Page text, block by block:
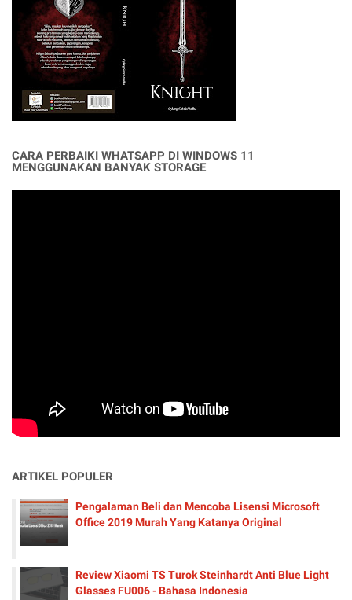
CARA PERBAIKI WHATSAPP DI WINDOWS 11
MENGGUNAKAN BANYAK STORAGE
ARTIKEL POPULER
Pengalaman Beli dan Mencoba Lisensi Microsoft
Office 2019 Murah Yang Katanya Original
Review Xiaomi TS Turok Steinhardt Anti Blue Light
Glasses FU006 - Bahasa Indonesia